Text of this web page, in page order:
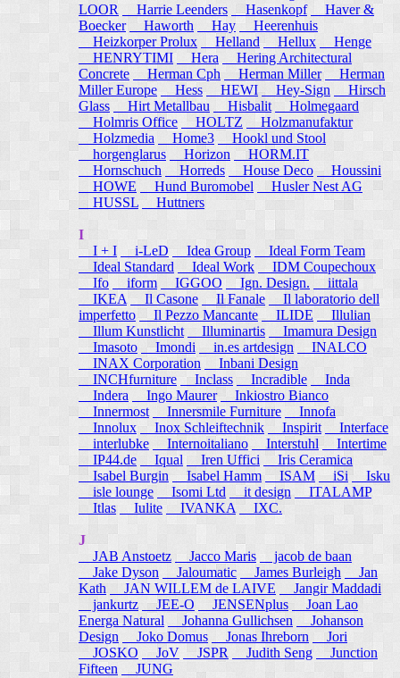
LOOR
Harrie Leenders Hasenkopf
Haver &
Boecker
Haworth Hay
Heerenhuis
Heizkorper Prolux
Helland Hellux
Henge
HENRYTIMI
Hera
Hering Architectural
Concrete
Herman Cph Herman Miller
Herman
Miller Europe
Hess HEWI Hey-Sign
Hirsch
Glass
Hirt Metallbau Hisbalit
Holmegaard
Holmris Office
HOLTZ
Holzmanufaktur
Holzmedia
Home3
Hookl und Stool
horgenglarus
Horizon
HORM.IT
Hornschuch
Horreds House Deco
Houssini
HOWE
Hund Buromobel
Husler Nest AG
HUSSL
Huttners
I
I + I
i-LeD Idea Group
Ideal Form Team
Ideal Standard
Ideal Work
IDM Coupechoux
Ifo
iform IGGOO Ign. Design.
iittala
IKEA
Il Casone Il Fanale
Il laboratorio dell
imperfetto
Il Pezzo Mancante ILIDE
Illulian
Illum Kunstlicht
Illuminartis
Imamura Design
Imasoto
Imondi in.es artdesign
INALCO
INAX Corporation
Inbani Design
INCHfurniture
Inclass Incradible
Inda
Indera
Ingo Maurer
Inkiostro Bianco
Innermost
Innersmile Furniture
Innofa
Innolux
Inox Schleiftechnik Inspirit
Interface
interlubke
Internoitaliano Interstuhl
Intertime
IP44.de
Iqual Iren Uffici
Iris Ceramica
Isabel Burgin
Isabel Hamm ISAM iSi Isku
isle lounge
Isomi Ltd it design
ITALAMP
Itlas
Iulite IVANKA IXC.
J
JAB Anstoetz
Jacco Maris
jacob de baan
Jake Dyson
Jaloumatic James Burleigh
Jan
Kath
JAN WILLEM de LAIVE
Jangir Maddadi
jankurtz JEE-O JENSENplus
Joan Lao
Energa Natural
Johanna Gullichsen
Johanson
Design
Joko Domus Jonas Ihreborn
Jori
JOSKO
JoV JSPR Judith Seng
Junction
Fifteen
JUNG